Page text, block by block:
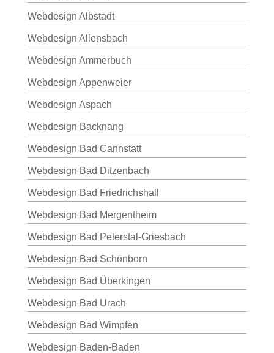
Webdesign Albstadt
Webdesign Allensbach
Webdesign Ammerbuch
Webdesign Appenweier
Webdesign Aspach
Webdesign Backnang
Webdesign Bad Cannstatt
Webdesign Bad Ditzenbach
Webdesign Bad Friedrichshall
Webdesign Bad Mergentheim
Webdesign Bad Peterstal-Griesbach
Webdesign Bad Schönborn
Webdesign Bad Überkingen
Webdesign Bad Urach
Webdesign Bad Wimpfen
Webdesign Baden-Baden